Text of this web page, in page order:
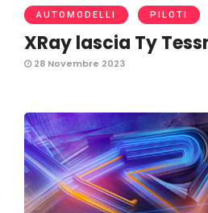
AUTOMODELLI PILOTI
XRay lascia Ty
28 Novembre 2023